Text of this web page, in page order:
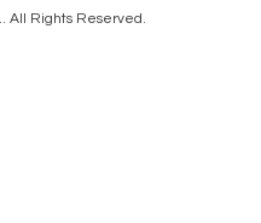
. All Rights Reserved.